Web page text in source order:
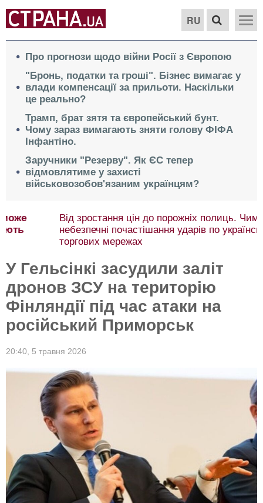
RU
Про прогнози щодо війни Росії з Європою
"Бронь, податки та гроші". Бізнес вимагає у
влади компенсації за прильоти. Наскільки
це реально?
Трамп, брат зятя та європейський бунт.
Чому зараз вимагають зняти голову ФІФА
Інфантіно.
Заручники "Резерву". Як ЄС тепер
відмовлятиме у захисті
військовозобов'язаним українцям?
Від зростання цін до порожніх полиць. Чим
небезпечні почастішання ударів по українських
торгових мережах
У Гельсінкі засудили заліт
дронов ЗСУ на територію
Фінляндії під час атаки на
російський Приморськ
20:40, 5 травня 2026